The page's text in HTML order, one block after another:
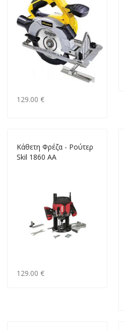
129.00 €
Κάθετη Φρέζα - Ρούτερ
Skil 1860 AA
129.00 €